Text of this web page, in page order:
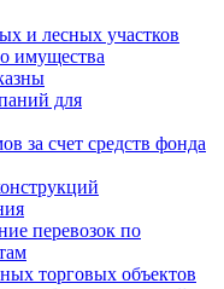
и лесных участков
имущества
для
за счет средств фонда
перевозок по
торговых объектов